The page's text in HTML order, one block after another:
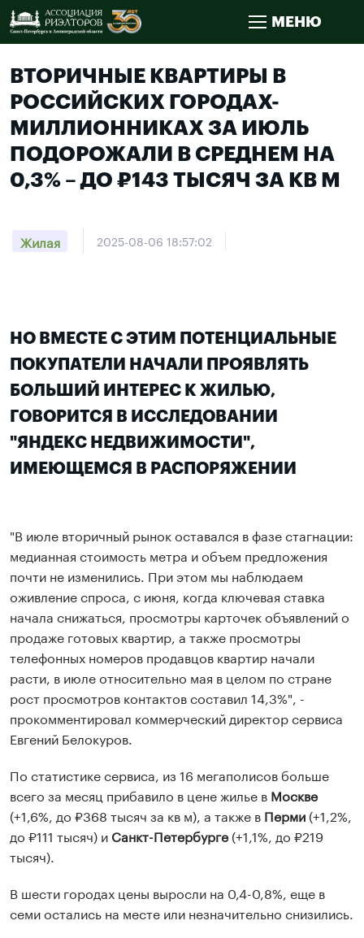
МЕНЮ
ВТОРИЧНЫЕ КВАРТИРЫ В
РОССИЙСКИХ ГОРОДАХ-
МИЛЛИОННИКАХ ЗА ИЮЛЬ
ПОДОРОЖАЛИ В СРЕДНЕМ НА
0,3% – ДО ₽143 ТЫСЯЧ ЗА КВ М
Жилая 2025-08-06 18:57:02
НО ВМЕСТЕ С ЭТИМ ПОТЕНЦИАЛЬНЫЕ
ПОКУПАТЕЛИ НАЧАЛИ ПРОЯВЛЯТЬ
БОЛЬШИЙ ИНТЕРЕС К ЖИЛЬЮ,
ГОВОРИТСЯ В ИССЛЕДОВАНИИ
"ЯНДЕКС НЕДВИЖИМОСТИ",
ИМЕЮЩЕМСЯ В РАСПОРЯЖЕНИИ
"В июле вторичный рынок оставался в фазе стагнации:
медианная стоимость метра и объем предложения
почти не изменились. При этом мы наблюдаем
оживление спроса, с июня, когда ключевая ставка
начала снижаться, просмотры карточек объявлений о
продаже готовых квартир, а также просмотры
телефонных номеров продавцов квартир начали
расти, в июле относительно мая в целом по стране
рост просмотров контактов составил 14,3%", -
прокомментировал коммерческий директор сервиса
Евгений Белокуров.
По статистике сервиса, из 16 мегаполисов больше
всего за месяц прибавило в цене жилье в Москве
(+1,6%, до ₽368 тысяч за кв м), а также в Перми (+1,2%,
до ₽111 тысяч) и Санкт-Петербурге(+1,1%, до ₽219
тысяч).
В шести городах цены выросли на 0,4-0,8%, еще в
семи остались на месте или незначительно снизились.